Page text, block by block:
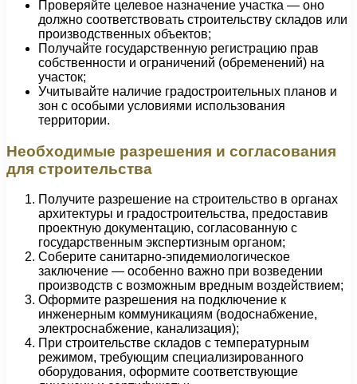
Проверяйте целевое назначение участка — оно
должно соответствовать строительству складов или
производственных объектов;
Получайте государственную регистрацию прав
собственности и ограничений (обременений) на
участок;
Учитывайте наличие градостроительных планов и
зон с особыми условиями использования
территории.
Необходимые разрешения и согласования
для строительства
Получите разрешение на строительство в органах
архитектуры и градостроительства, предоставив
проектную документацию, согласованную с
государственным экспертизным органом;
Соберите санитарно-эпидемиологическое
заключение — особенно важно при возведении
производств с возможным вредным воздействием;
Оформите разрешения на подключение к
инженерным коммуникациям (водоснабжение,
электроснабжение, канализация);
При строительстве складов с температурным
режимом, требующим специализированного
оборудования, оформите соответствующие